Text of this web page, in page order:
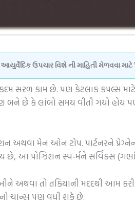
ઉપચાર વિશે ની માહિતી મેળવવા
સરળ કામ છે. પણ કેટલાક કપલ્સ
છે કે લાંબો સમય વીતી ગયો હોય
અથવા મેન ઓન ટોપ. પાર્ટનરને
છે, આ પોઝિશન સ્પ-ર્મને સર્વિક્સ
અથવા તો તકિયાની મદદથી આમ
ચાન્સ પણ વધી શકે છે.